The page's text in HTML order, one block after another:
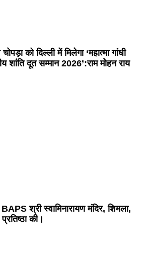
को दिल्ली में मिलेगा ‘महात्मा गांधी
शांति दूत सम्मान 2026’:राम मोहन राय
श्री स्वामिनारायण मंदिर, शिमला,
की।